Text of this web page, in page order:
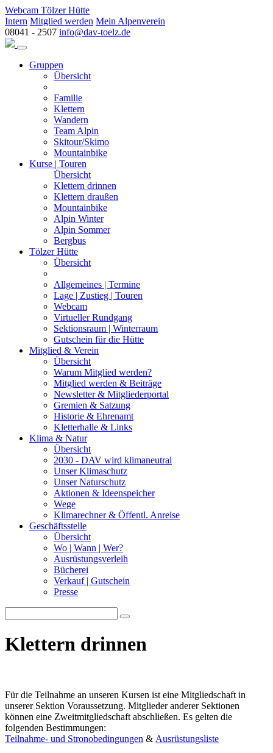
Webcam Tölzer Hütte
Intern Mitglied werden Mein Alpenverein
08041 - 2507 info@dav-toelz.de
Gruppen
Übersicht
Familie
Klettern
Wandern
Team Alpin
Skitour/Skimo
Mountainbike
Kurse | Touren
Übersicht
Klettern drinnen
Klettern draußen
Mountainbike
Alpin Winter
Alpin Sommer
Bergbus
Tölzer Hütte
Übersicht
Allgemeines | Termine
Lage | Zustieg | Touren
Webcam
Virtueller Rundgang
Sektionsraum | Winterraum
Gutschein für die Hütte
Mitglied & Verein
Übersicht
Warum Mitglied werden?
Mitglied werden & Beiträge
Newsletter & Mitgliederportal
Gremien & Satzung
Historie & Ehrenamt
Kletterhalle & Links
Klima & Natur
Übersicht
2030 - DAV wird klimaneutral
Unser Klimaschutz
Unser Naturschutz
Aktionen & Ideenspeicher
Wege
Klimarechner & Öffentl. Anreise
Geschäftsstelle
Übersicht
Wo | Wann | Wer?
Ausrüstungsverleih
Bücherei
Verkauf | Gutschein
Presse
Klettern drinnen
Für die Teilnahme an unseren Kursen ist eine Mitgliedschaft in
unserer Sektion Voraussetzung. Mitglieder anderer Sektionen
können eine Zweitmitgliedschaft abschließen. Es gelten die
folgenden Bestimmungen:
Teilnahme- und Stronobedingungen & Ausrüstungsliste